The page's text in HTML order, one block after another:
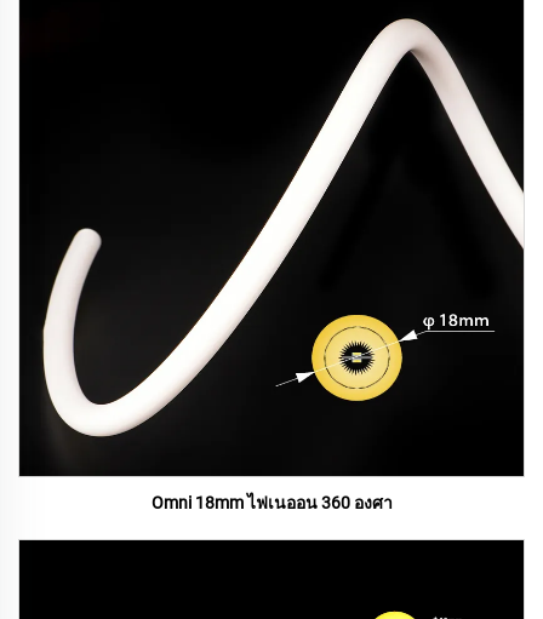
Omni 18mm ไฟเนออน 360 องศา